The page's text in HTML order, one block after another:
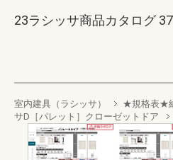
23ラシッサ商品カタログ
室内建具（ラシッサ） ★規格表★
サD［パレット］クローゼットドア